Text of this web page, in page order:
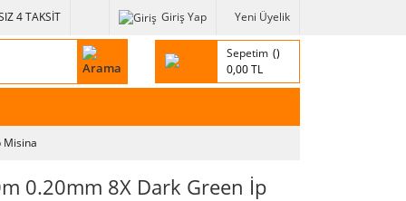
4 TAKSİT Giriş Yap Yeni Üyelik
Sepetim
0,00 TL
Misina
0.20mm 8X Dark Green İp